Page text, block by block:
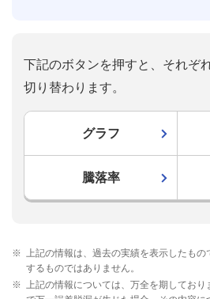
下記のボタンを押すと、それぞ
切り替わります。
グラフ
騰落率
※
上記の情報は、過去の実績を表示したも
するものではありません。
※ 上記の情報については、万全を期してお